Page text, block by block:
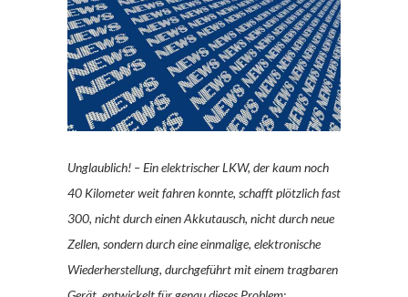
Unglaublich! – Ein elektrischer LKW, der kaum noch
40 Kilometer weit fahren konnte, schafft plötzlich fast
300, nicht durch einen Akkutausch, nicht durch neue
Zellen, sondern durch eine einmalige, elektronische
Wiederherstellung, durchgeführt mit einem tragbaren